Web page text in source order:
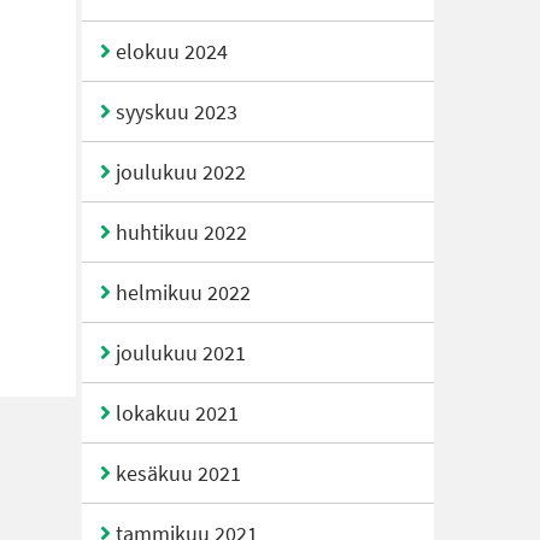
elokuu 2024
syyskuu 2023
joulukuu 2022
huhtikuu 2022
helmikuu 2022
joulukuu 2021
lokakuu 2021
kesäkuu 2021
tammikuu 2021